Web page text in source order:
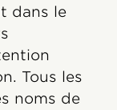
dans le
Tous les
noms de